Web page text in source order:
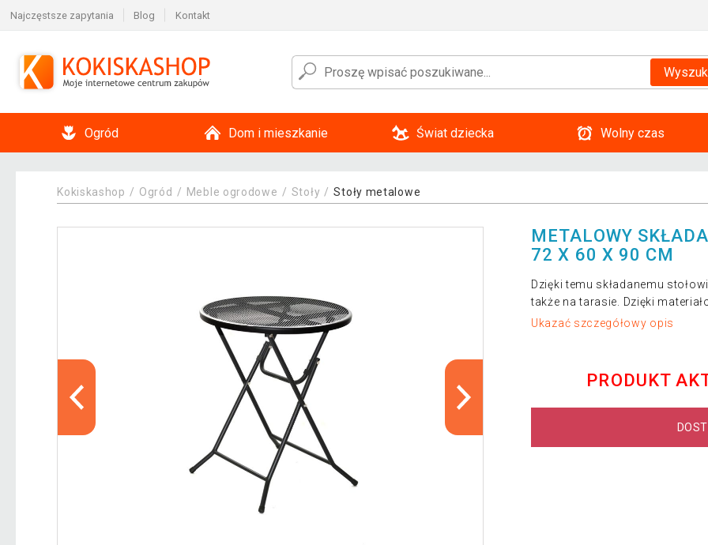
Najczęstsze zapytania Blog Kontakt
Ogród Dom i mieszkanie Świat dziecka Wolny czas
Kokiskashop Ogród Meble ogrodowe Stoły Stoły metalowe
METALOWY
72 X 60 X 90 CM
Dzięki temu składanemu
także na tarasie. Dzięki
Ukazać szczegółowy opis
PRODUKT